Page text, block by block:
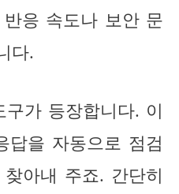
응 속도나 보안 문
다.
구가 등장합니다. 이
답을 자동으로 점검
아내 주죠. 간단히